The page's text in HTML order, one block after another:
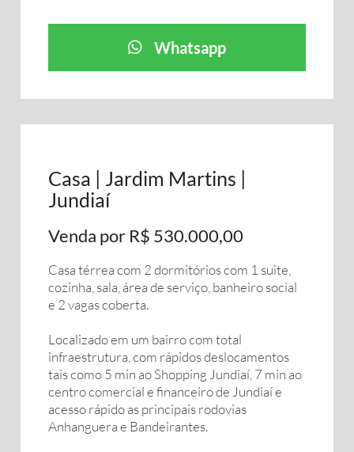
Whatsapp
Casa | Jardim Martins |
Jundiaí
Venda por R$ 530.000,00
Casa térrea com 2 dormitórios com 1 suite,
cozinha, sala, área de serviço, banheiro social
e 2 vagas coberta.
Localizado em um bairro com total
infraestrutura, com rápidos deslocamentos
tais como 5 min ao Shopping Jundiaí, 7 min ao
centro comercial e financeiro de Jundiaí e
acesso rápido as principais rodovias
Anhanguera e Bandeirantes.